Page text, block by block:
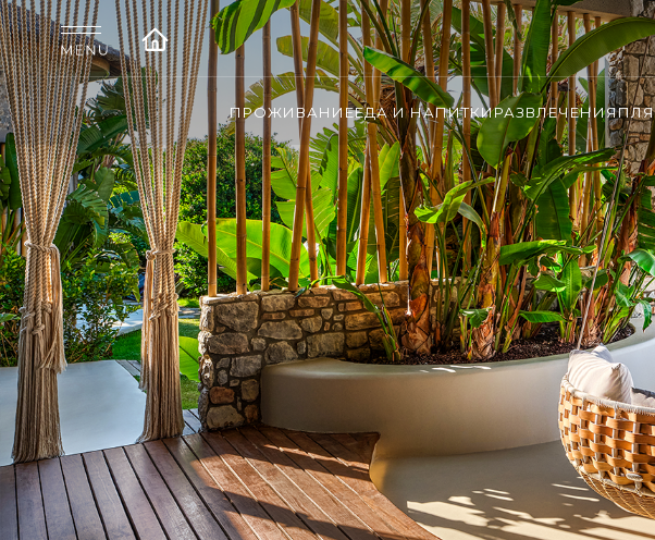
ПРОЖИВАНИЕЕДА И НАПИТКИРАЗВЛЕЧЕНИЯ